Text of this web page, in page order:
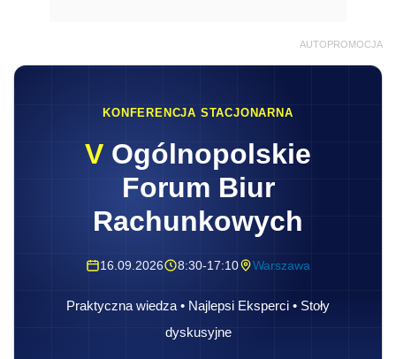
AUTOPROMOCJA
KONFERENCJA STACJONARNA
V Ogólnopolskie
Forum Biur
Rachunkowych
16.09.2026 8:30-17:10 Warszawa
Praktyczna wiedza • Najlepsi Eksperci • Stoły
dyskusyjne